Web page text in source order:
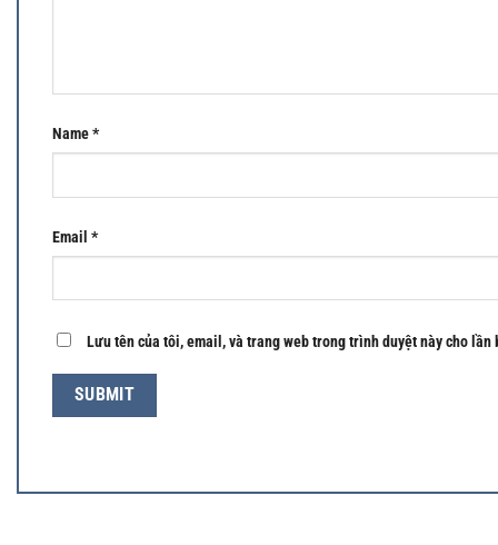
Name*
Email *
Lưu tên của tôi, email, và trang web trong trình duyệt này cho